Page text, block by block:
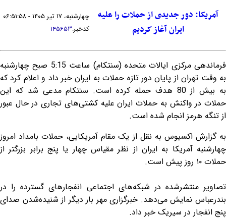
آمریکا: دور جدیدی از حملات را علیه
ایران آغاز کردیم
چهارشنبه، ۱۷ تیر ۱۴۰۵ - ۰۶:۵۱:۵۸
کدخبر:۱۴۵۶۵۳
فرماندهی مرکزی ایالات متحده (سنتکام) ساعت 5:15 صبح چهارشنبه
به وقت تهران از پایان دور تازه حملات به ایران خبر داد و اعلام کرد که
به بیش از 80 هدف حمله کرده است. سنتکام مدعی شد که این
حملات در واکنش به حملات ایران علیه کشتی‌های تجاری در حال عبور
از تنگه هرمز انجام شده است.
به گزارش اکسیوس به نقل از یک مقام آمریکایی، حملات بامداد امروز
چهارشنبه آمریکا به ایران از نظر مقیاس چهار یا پنج برابر بزرگتر از
حملات ۱۰ روز پیش است.
تصاویر منتشر‌شده در شبکه‌های اجتماعی انفجار‌های گسترده را در
بندرعباس نمایش می‌دهد. خبرگزاری مهر بار دیگر از شنیده‌شدن صدای
پنج انفجار در سیریک خبر داد.